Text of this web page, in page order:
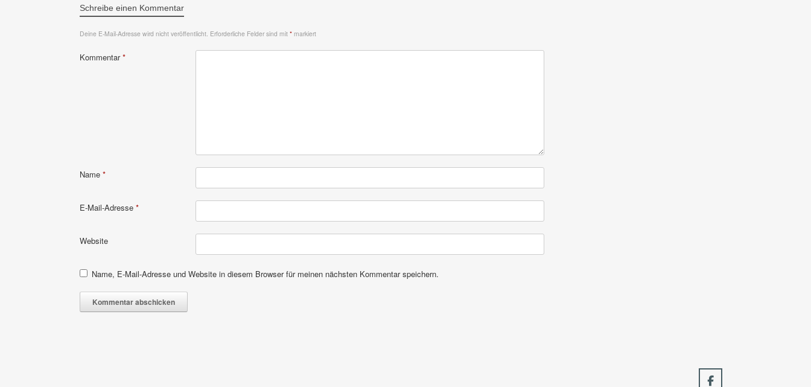
Schreibe einen Kommentar
Deine E-Mail-Adresse wird nicht veröffentlicht. Erforderliche Felder sind mit * markiert
Kommentar*
Name *
E-Mail-Adresse *
Website
Name, E-Mail-Adresse und Website in diesem Browser für meinen nächsten Kommentar speichern.